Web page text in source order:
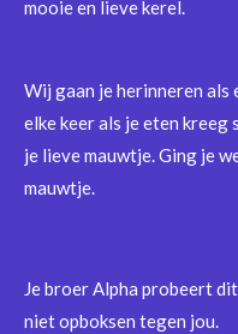
mooie en lieve kerel.
Wij gaan je herinneren als
elke keer als je eten kreeg
je lieve mauwtje. Ging je
mauwtje.
Je broer Alpha probeert
niet opboksen tegen jou.